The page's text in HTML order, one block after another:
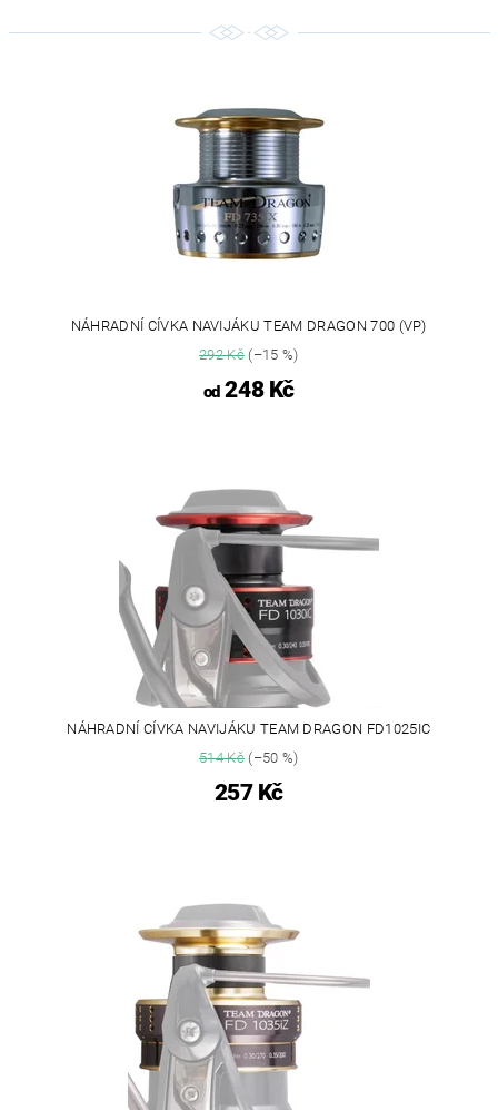
NÁHRADNÍ CÍVKA NAVIJÁKU TEAM DRAGON 700 (VP)
292 Kč(–15 %)
od248 Kč
NÁHRADNÍ CÍVKA NAVIJÁKU TEAM DRAGON FD1025IC
514 Kč(–50 %)
257 Kč